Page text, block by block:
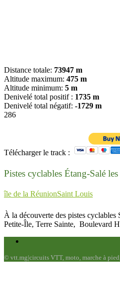
Distance totale: 73947 m
Altitude maximum: 475 m
Altitude minimum: 5 m
Denivelé total positif : 1735 m
Denivelé total négatif: -1729 m
286
Télécharger le track :
Pistes cyclables Étang-Salé
île de la RéunionSaint Louis
À la découverte des pistes cyclables
Petite-Île, Terre Sainte, Boulevard
© vtt.mg|circuits VTT, moto, marche à